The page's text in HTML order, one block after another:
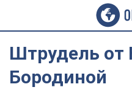
Штрудель от
Бородиной